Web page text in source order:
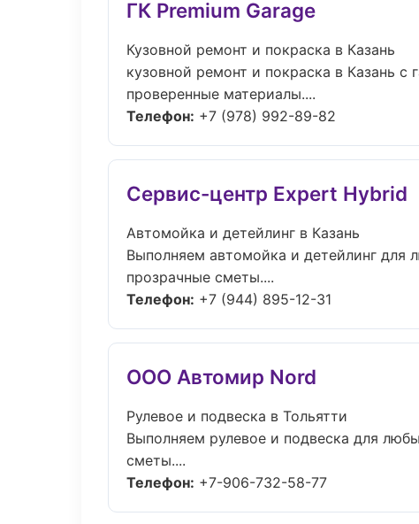
ГК Premium Garage
Кузовной ремонт и покраска в Казань
кузовной ремонт и покраска в Казань
проверенные материалы....
Телефон: +7 (978) 992-89-82
Сервис-центр Expert Hybrid
Автомойка и детейлинг в Казань
Выполняем автомойка и детейлинг для
прозрачные сметы....
Телефон: +7 (944) 895-12-31
ООО Автомир Nord
Рулевое и подвеска в Тольятти
Выполняем рулевое и подвеска для
сметы....
Телефон: +7-906-732-58-77